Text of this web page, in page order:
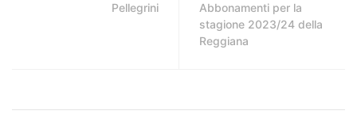
Pellegrini
Abbonamenti per la
stagione 2023/24 della
Reggiana